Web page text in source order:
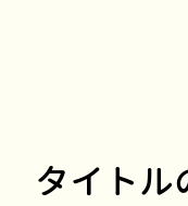
タイト